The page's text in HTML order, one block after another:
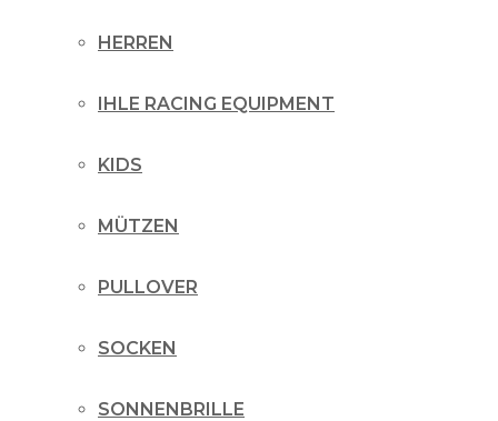
HERREN
IHLE RACING EQUIPMENT
KIDS
MÜTZEN
PULLOVER
SOCKEN
SONNENBRILLE